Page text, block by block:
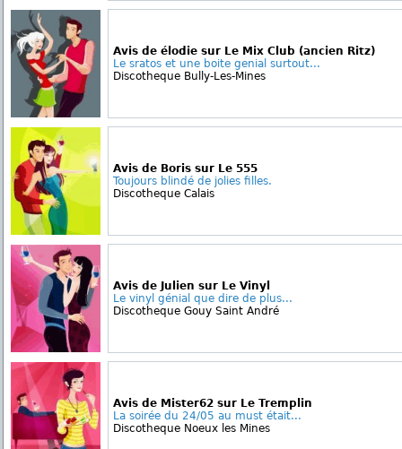
Avis de élodie sur Le Mix Club (ancien Ritz)
Le sratos et une boite genial surtout...
Discotheque Bully-Les-Mines
Avis de Boris sur Le 555
Toujours blindé de jolies filles.
Discotheque Calais
Avis de Julien sur Le Vinyl
Le vinyl génial que dire de plus...
Discotheque Gouy Saint André
Avis de Mister62 sur Le Tremplin
La soirée du 24/05 au must était...
Discotheque Noeux les Mines